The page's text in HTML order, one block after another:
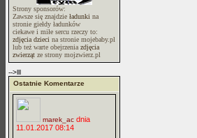
Strony sponsorów:
Zawsze się znajdzie ładunki na
stronie giełdy ładunków
ciekawe i miłe sercu rzeczy to:
zdjęcia dzieci na stronie mojebaby.pl
lub też warte obejrzenia zdjęcia
zwierząt ze strony mojzwierz.pl
-->lll
Ostatnie Komentarze
marek_ac dnia
11.01.2017 08:14